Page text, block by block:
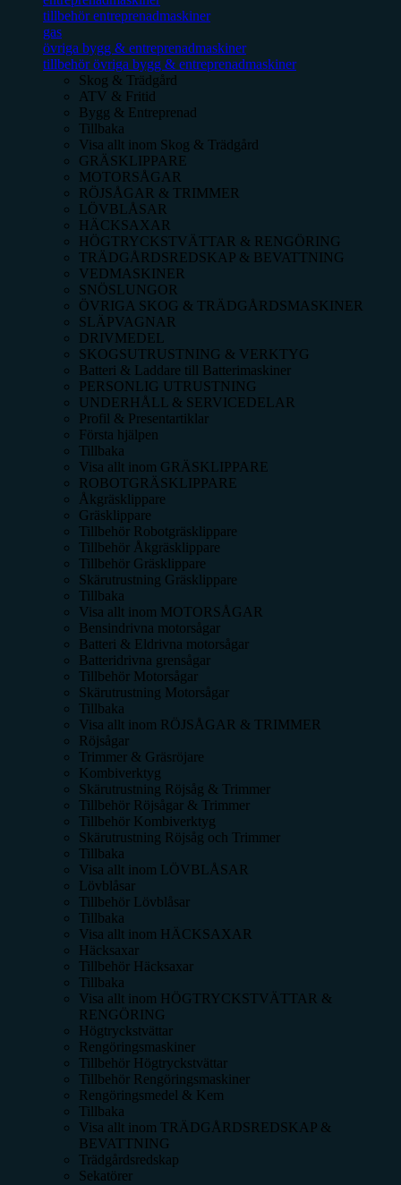
tillbehör entreprenadmaskiner
gas
övriga bygg & entreprenadmaskiner
tillbehör övriga bygg & entreprenadmaskiner
Skog & Trädgård
ATV & Fritid
Bygg & Entreprenad
Tillbaka
Visa allt inom Skog & Trädgård
GRÄSKLIPPARE
MOTORSÅGAR
RÖJSÅGAR & TRIMMER
LÖVBLÅSAR
HÄCKSAXAR
HÖGTRYCKSTVÄTTAR & RENGÖRING
TRÄDGÅRDSREDSKAP & BEVATTNING
VEDMASKINER
SNÖSLUNGOR
ÖVRIGA SKOG & TRÄDGÅRDSMASKINER
SLÄPVAGNAR
DRIVMEDEL
SKOGSUTRUSTNING & VERKTYG
Batteri & Laddare till Batterimaskiner
PERSONLIG UTRUSTNING
UNDERHÅLL & SERVICEDELAR
Profil & Presentartiklar
Första hjälpen
Tillbaka
Visa allt inom GRÄSKLIPPARE
ROBOTGRÄSKLIPPARE
Åkgräsklippare
Gräsklippare
Tillbehör Robotgräsklippare
Tillbehör Åkgräsklippare
Tillbehör Gräsklippare
Skärutrustning Gräsklippare
Tillbaka
Visa allt inom MOTORSÅGAR
Bensindrivna motorsågar
Batteri & Eldrivna motorsågar
Batteridrivna grensågar
Tillbehör Motorsågar
Skärutrustning Motorsågar
Tillbaka
Visa allt inom RÖJSÅGAR & TRIMMER
Röjsågar
Trimmer & Gräsröjare
Kombiverktyg
Skärutrustning Röjsåg & Trimmer
Tillbehör Röjsågar & Trimmer
Tillbehör Kombiverktyg
Skärutrustning Röjsåg och Trimmer
Tillbaka
Visa allt inom LÖVBLÅSAR
Lövblåsar
Tillbehör Lövblåsar
Tillbaka
Visa allt inom HÄCKSAXAR
Häcksaxar
Tillbehör Häcksaxar
Tillbaka
Visa allt inom HÖGTRYCKSTVÄTTAR &
RENGÖRING
Högtryckstvättar
Rengöringsmaskiner
Tillbehör Högtryckstvättar
Tillbehör Rengöringsmaskiner
Rengöringsmedel & Kem
Tillbaka
Visa allt inom TRÄDGÅRDSREDSKAP &
BEVATTNING
Trädgårdsredskap
Sekatörer